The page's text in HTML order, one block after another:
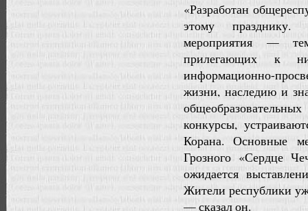
«Разработан
этому празднику.
мероприятия —
прилегающих к
информационно-
жизни, наследию и
конкурсы,
Корана. Основные
Грозного «Сердце
ожидается
Жители республики
— сказал он.